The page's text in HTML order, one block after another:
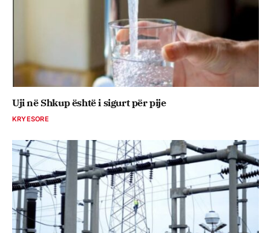
Uji në Shkup është i sigurt për pije
KRYESORE